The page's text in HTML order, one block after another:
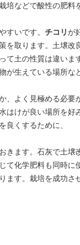
培などで酸性の肥料
すいです。 チコリ が
を取ります。土壌
て土の性質は違い
が生えている場所な
、よく見極める必要
はけが良い場所を
良くするために、
きます。石灰で土
て化学肥料も同時
ます。栽培を成功